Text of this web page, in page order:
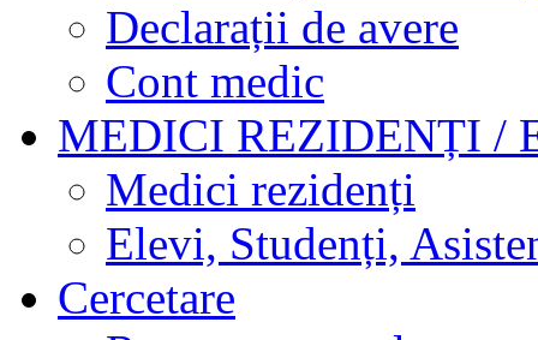
Declarații de avere
Cont medic
MEDICI REZIDENȚI /
Medici rezidenți
Elevi, Studenți,
Cercetare